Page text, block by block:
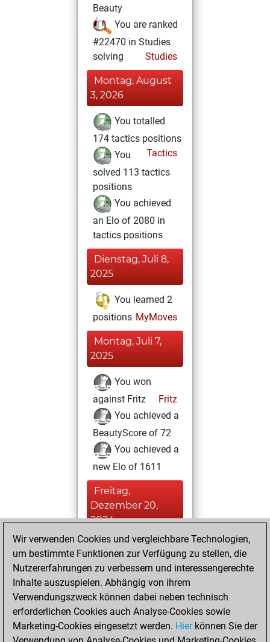
Beauty
You are ranked
#22470 in Studies
solving
Studies
Montag, August
3, 2026
You totalled
174 tactics positions
Tactics
You
solved 113 tactics
positions
You achieved
an Elo of 2080 in
tactics positions
Dienstag, Juli 8,
2025
You learned 2
positions MyMoves
Montag, Juli 7,
2025
You won
against Fritz
Fritz
You achieved a
BeautyScore of 72
You achieved a
new Elo of 1611
Freitag,
Dezember 20,
2024
You had a best
sprint of 41 positions
Tactics
Samstag,
Juni 3, 2023
You created
Wir verwenden Cookies und vergleichbare Technologien,
um bestimmte Funktionen zur Verfügung zu stellen, die
Nutzererfahrungen zu verbessern und interessengerechte
Inhalte auszuspielen. Abhängig von ihrem
Verwendungszweck können dabei neben technisch
erforderlichen Cookies auch Analyse-Cookies sowie
Marketing-Cookies eingesetzt werden. Hierkönnen Sie der